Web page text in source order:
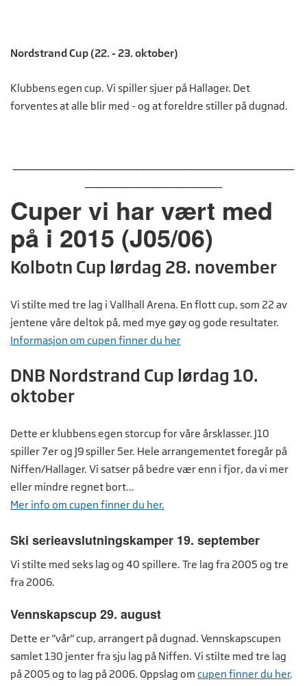
Nordstrand Cup (22. - 23. oktober)
Klubbens egen cup. Vi spiller sjuer på Hallager. Det
forventes at alle blir med - og at foreldre stiller på dugnad.
Cuper vi har vært med
på i 2015 (J05/06)
Kolbotn Cup lørdag 28. november
Vi stilte med tre lag i Vallhall Arena. En flott cup, som 22 av
jentene våre deltok på, med mye gøy og gode resultater.
Informasjon om cupen finner du her
DNB Nordstrand Cup lørdag 10.
oktober
Dette er klubbens egen storcup for våre årsklasser. J10
spiller 7er og J9 spiller 5er. Hele arrangementet foregår på
Niffen/Hallager. Vi satser på bedre vær enn i fjor, da vi mer
eller mindre regnet bort...
Mer info om cupen finner du her.
Ski serieavslutningskamper 19. september
Vi stilte med seks lag og 40 spillere. Tre lag fra 2005 og tre
fra 2006.
Vennskapscup 29. august
Dette er "vår" cup, arrangert på dugnad. Vennskapscupen
samlet 130 jenter fra sju lag på Niffen. Vi stilte med tre lag
på 2005 og to lag på 2006. Oppslag om cupen finner du her.